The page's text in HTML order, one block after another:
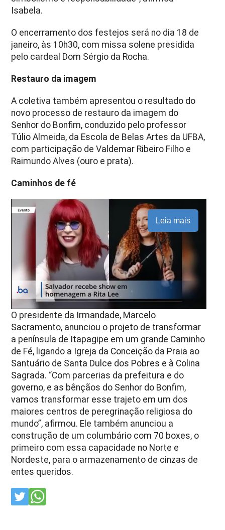
Isabela.
O encerramento dos festejos será no dia 18 de
janeiro, às 10h30, com missa solene presidida
pelo cardeal Dom Sérgio da Rocha.
Restauro da imagem
A coletiva também apresentou o resultado do
novo processo de restauro da imagem do
Senhor do Bonfim, conduzido pelo professor
Túlio Almeida, da Escola de Belas Artes da UFBA,
com participação de Valdemar Ribeiro Filho e
Raimundo Alves (ouro e prata).
Caminhos de fé
Leia mais
O presidente da Irmandade, Marcelo
Sacramento, anunciou o projeto de transformar
a península de Itapagipe em um grande Caminho
de Fé, ligando a Igreja da Conceição da Praia ao
Santuário de Santa Dulce dos Pobres e à Colina
Sagrada. “Com parcerias da prefeitura e do
governo, e as bênçãos do Senhor do Bonfim,
vamos transformar esse trajeto em um dos
maiores centros de peregrinação religiosa do
mundo”, afirmou. Ele também anunciou a
construção de um columbário com 70 boxes, o
primeiro com essa capacidade no Norte e
Nordeste, para o armazenamento de cinzas de
entes queridos.